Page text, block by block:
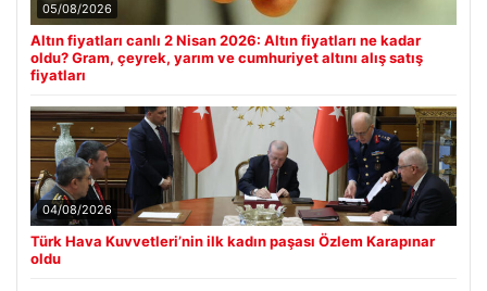
05/08/2026
Altın fiyatları canlı 2 Nisan 2026: Altın fiyatları ne kadar
oldu? Gram, çeyrek, yarım ve cumhuriyet altını alış satış
fiyatları
04/08/2026
Türk Hava Kuvvetleri’nin ilk kadın paşası Özlem Karapınar
oldu